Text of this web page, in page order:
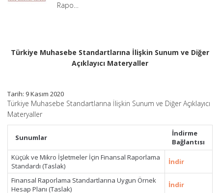
Rapo…
Türkiye Muhasebe Standartlarına İlişkin Sunum ve Diğer
Açıklayıcı Materyaller
Tarih: 9 Kasım 2020
Türkiye Muhasebe Standartlarına İlişkin Sunum ve Diğer Açıklayıcı
Materyaller
Sunumlar
İndirme
Bağlantısı
Küçük ve Mikro İşletmeler İçin Finansal Raporlama
Standardı (Taslak)
İndir
Finansal Raporlama Standartlarına Uygun Örnek
Hesap Planı (Taslak)
İndir